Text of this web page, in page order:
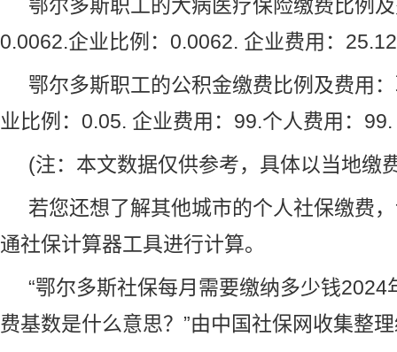
鄂尔多斯职工的大病医疗保险缴费比例
0.0062.企业比例：0.0062. 企业费用：
鄂尔多斯职工的公积金缴费比例及费用
业比例：0.05. 企业费用：99.个人费用：99.
(注：本文数据仅供参考，具体以当地缴
若您还想了解其他城市的个人社保缴费
通社保计算器工具进行计算。
“鄂尔多斯社保每月需要缴纳多少钱2024
费基数是什么意思？”由中国社保网收集整